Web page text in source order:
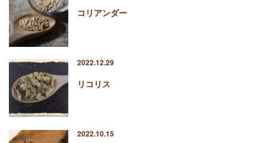
コリアンダー
2022.12.29
リコリス
2022.10.15